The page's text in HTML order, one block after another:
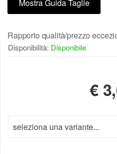
Mostra Guida Taglie
Rapporto qualità/prezzo
Disponibilità: Disponibile
€